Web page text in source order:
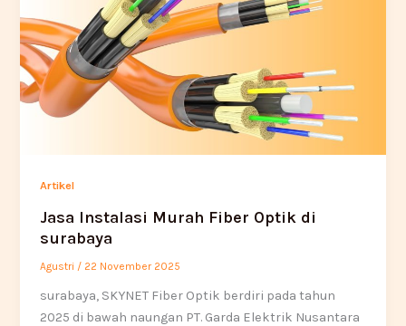
Artikel
Jasa Instalasi Murah Fiber Optik di
surabaya
Agustri / 22 November 2025
surabaya, SKYNET Fiber Optik berdiri pada tahun
2025 di bawah naungan PT. Garda Elektrik Nusantara